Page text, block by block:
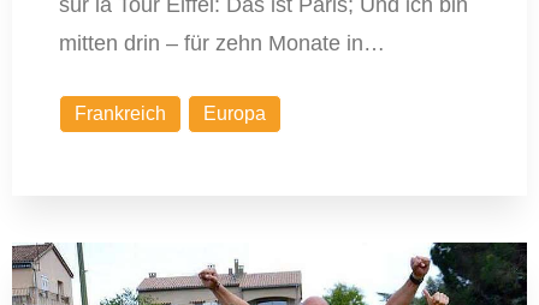
sûr la Tour Eiffel: Das ist Paris; Und ich bin
mitten drin – für zehn Monate in…
Frankreich Europa